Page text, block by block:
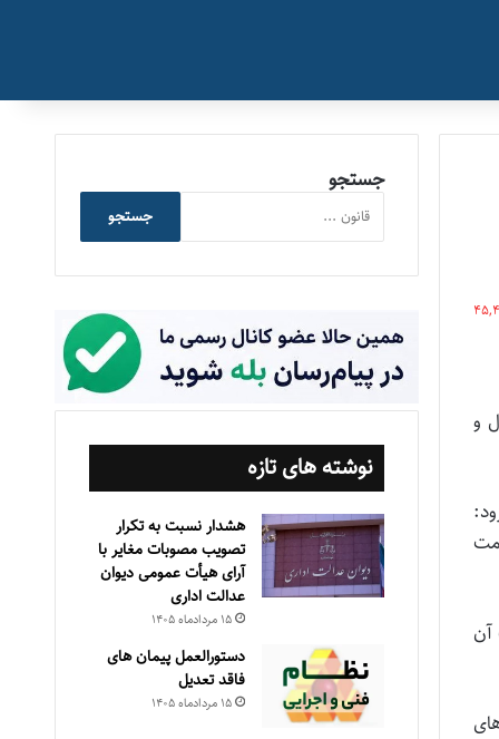
و
آن
جستجو
جستجو
نوشته های تازه
هشدار نسبت به تکرار
تصویب مصوبات مغایر با
آرای هیأت عمومی دیوان
عدالت اداری
۱۵ مرداد‌ماه ۱۴۰۵
دستورالعمل پیمان های
فاقد تعدیل
۱۵ مرداد‌ماه ۱۴۰۵